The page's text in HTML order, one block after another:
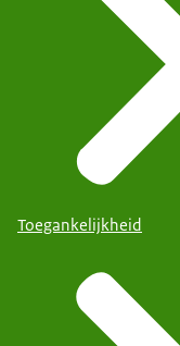
Toegankelijkheid